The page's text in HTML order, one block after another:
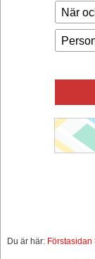
När
Du är här: Förstasidan